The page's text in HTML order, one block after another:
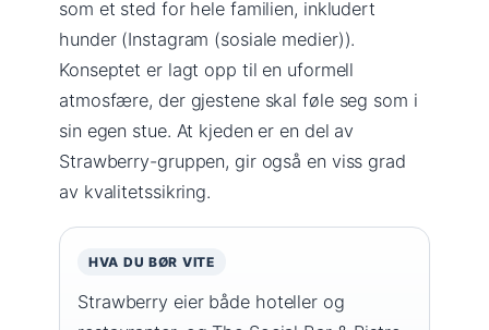
som et sted for hele familien, inkludert
hunder (Instagram (sosiale medier)).
Konseptet er lagt opp til en uformell
atmosfære, der gjestene skal føle seg som i
sin egen stue. At kjeden er en del av
Strawberry-gruppen, gir også en viss grad
av kvalitetssikring.
HVA DU BØR VITE
Strawberry eier både hoteller og